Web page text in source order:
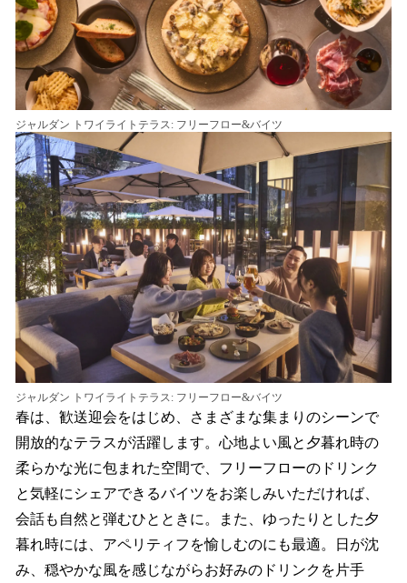
ジャルダン トワイライトテラス: フリーフロー&バイツ
ジャルダン トワイライトテラス: フリーフロー&バイツ
春は、歓送迎会をはじめ、さまざまな集まりのシーンで
開放的なテラスが活躍します。心地よい風と夕暮れ時の
柔らかな光に包まれた空間で、フリーフローのドリンク
と気軽にシェアできるバイツをお楽しみいただければ、
会話も自然と弾むひとときに。また、ゆったりとした夕
暮れ時には、アペリティフを愉しむのにも最適。日が沈
み、穏やかな風を感じながらお好みのドリンクを片手